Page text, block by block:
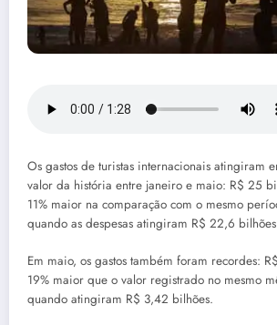
Os gastos de turistas internacionais atingiram
valor da história entre janeiro e maio: R$ 25
11% maior na comparação com o mesmo
quando as despesas atingiram R$ 22,6
Em maio, os gastos também foram recordes:
19% maior que o valor registrado no mesmo
quando atingiram R$ 3,42 bilhões.